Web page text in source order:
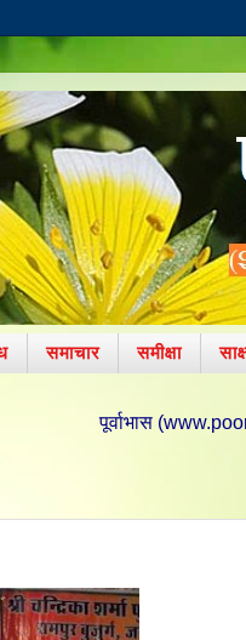
समाचार समीक्षा
पूर्वाभास